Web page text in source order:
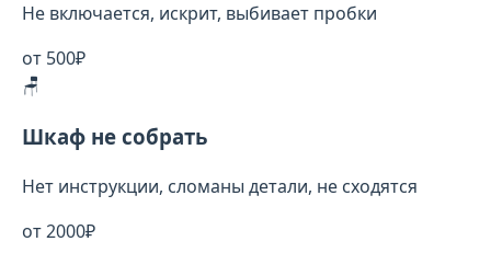
Не включается, искрит, выбивает пробки
от 500₽
🪑
Шкаф не собрать
Нет инструкции, сломаны детали, не сходятся
от 2000₽